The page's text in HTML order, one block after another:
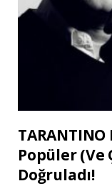
Popüler (Ve
Doğruladı!